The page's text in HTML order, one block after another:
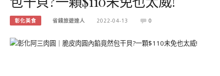
彰化美食 省錢旅遊達人 2022-04-13 0